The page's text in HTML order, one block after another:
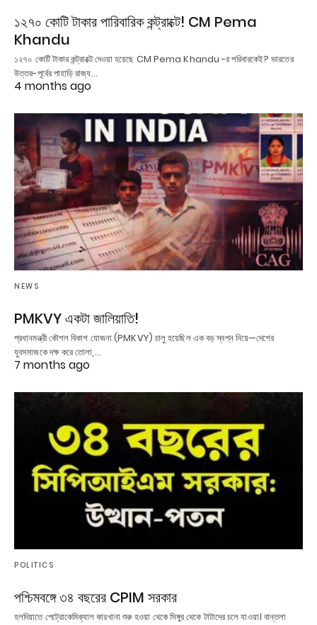
১২৭০ কোটি টাকার পারিবারিক কন্ট্রাক্টে! CM Pema
Khandu
১২৭০ কোটি টাকার কন্ট্রাক্টে দেওয়া হয়েছে CM Pema Khandu -র পরিবারকেই? ভারতের
উত্তর-পূর্বের পাহাড়ি রাজ্য…
4 months ago
NEWS
PMKVY একটা জালিয়াতি!
প্রধানমন্ত্রী কৌশল বিকাশ যোজনা (PMKVY) চালু হয়েছিল এক বড় স্বপ্ন নিয়ে—দেশের
যুবসমাজকে দক্ষ করে তোলা,…
7 months ago
POLITICS
পশ্চিমবঙ্গে ৩৪ বছরের CPIM সরকার
হলদিয়াতে পেট্রোকেমিক্যাল কারখানা শুরু হওয়া থেকে সিঙ্গুর থেকে টাটাদের চলে যাওয়া। বান্তলা